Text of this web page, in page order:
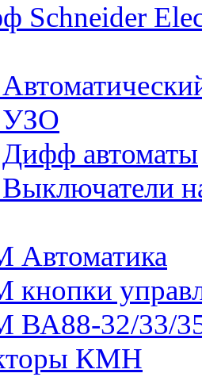
Schneider
УЗО
автоматы
Автоматика
кнопки
ВА88-32/33/
КМН